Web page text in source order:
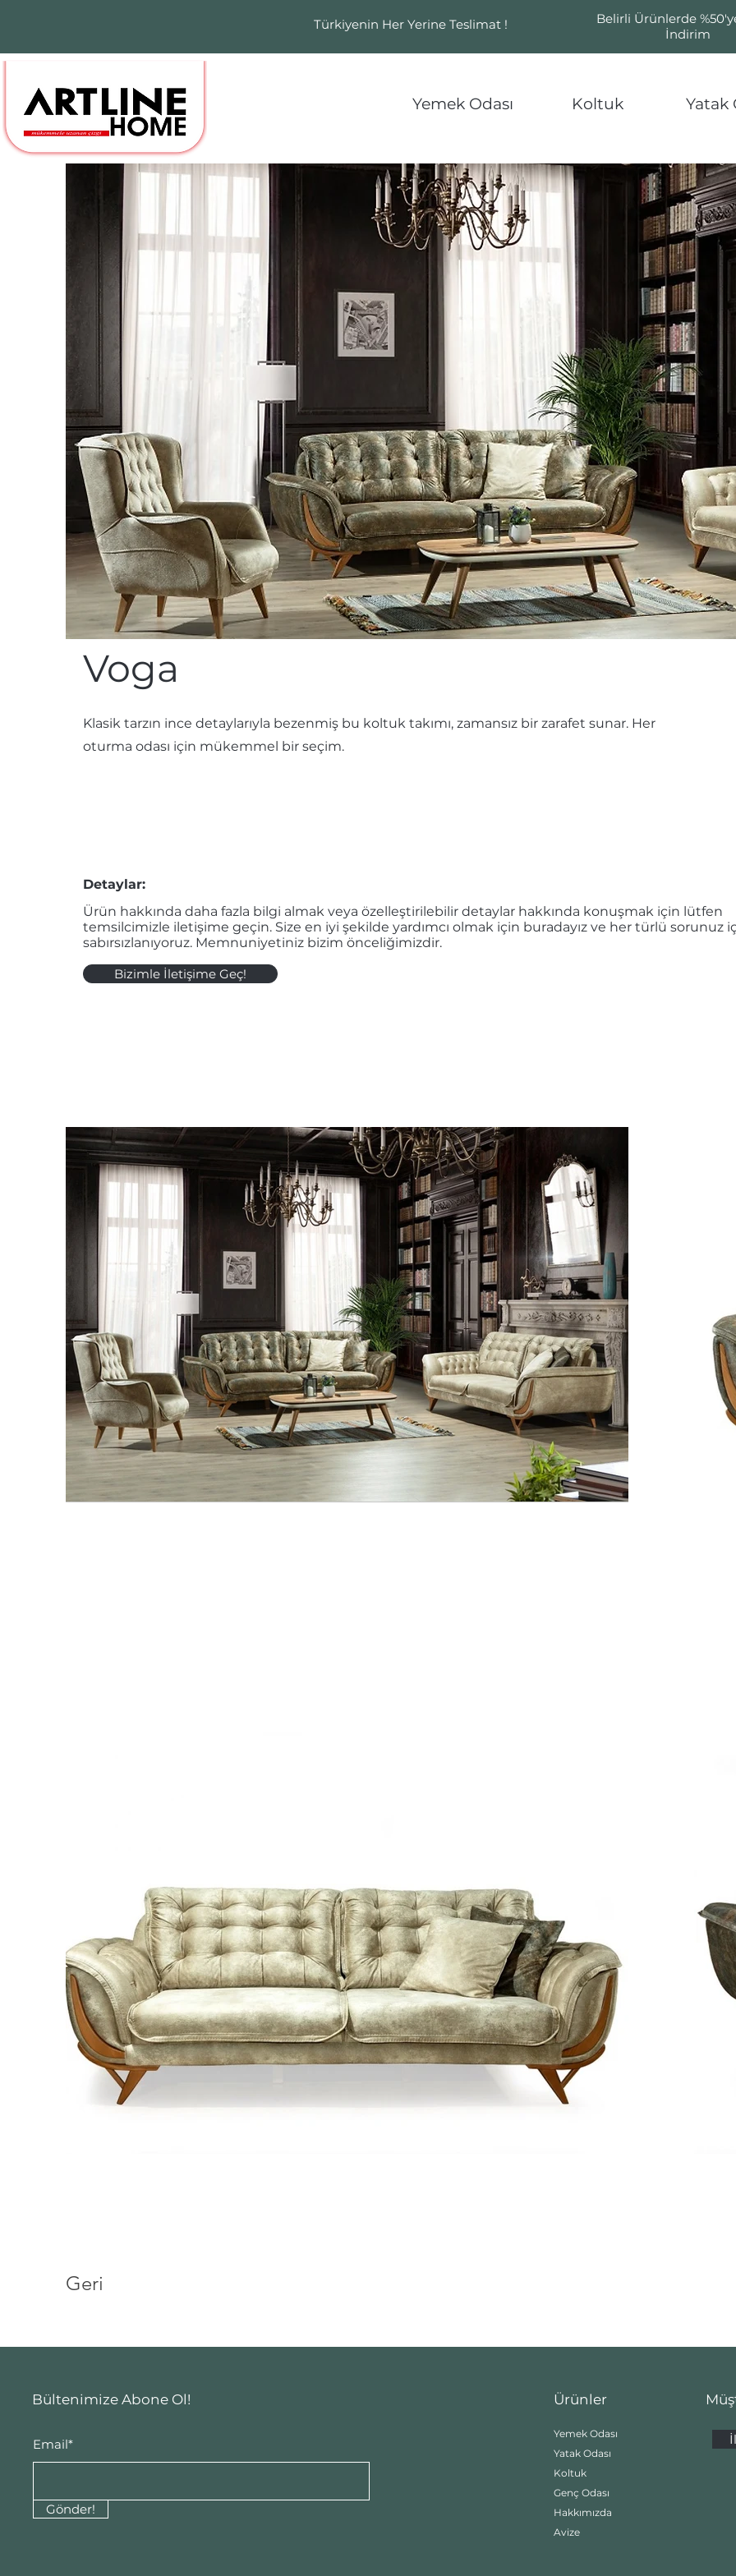
Türkiyenin Her Yerine Teslimat !
Belirli Ürünlerde
İndirim
Yemek Odası Koltuk Yatak
Voga
Klasik tarzın ince detaylarıyla bezenmiş bu koltuk takımı, zamansız bir zarafet sunar. Her
oturma odası için mükemmel bir seçim.
Detaylar:
Ürün hakkında daha fazla bilgi almak veya özelleştirilebilir detaylar hakkında konuşmak için lütfen
temsilcimizle iletişime geçin. Size en iyi şekilde yardımcı olmak için buradayız ve her türlü sorunuz
sabırsızlanıyoruz. Memnuniyetiniz bizim önceliğimizdir.
Bizimle İletişime Geç!
Geri
Bültenimize Abone Ol!
Email*
Gönder!
Ürünler
Yemek Odası
Yatak Odası
Koltuk
Genç Odası
Hakkımızda
Avize